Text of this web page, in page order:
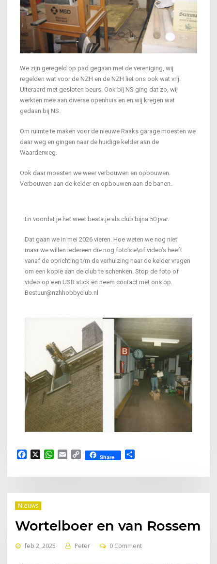
We zijn geregeld op pad gegaan met de vereniging, wij
regelden wat voor de NZH en de NZH liet ons ook wat vrij.
Uiteraard met gesloten beurs. Ook bij NS ging dat zo, wij
werkten mee aan diverse openhuis en en wij kregen wat
gedaan bij NS.
Om ruimte te maken voor de nieuwe Raaks garage moesten we
daar weg en gingen naar de huidige kelder aan de
Waarderweg.
Ook daar moesten we weer verbouwen en opbouwen.
Verbouwen aan de kelder en opbouwen aan de banen.
En voordat je het weet besta je als club bijna 50 jaar.
Dat gaan we in mei 2026 vieren. Hoe weten we nog niet
maar we willen iedereen die nog foto’s e\of video’s heeft
vanaf de oprichting t/m de verhuizing naar de kelder vragen
om een kopie aan de club te schenken. Stop de foto of
video op een USB stick en neem contact met ons op.
Bestuur@nzhhobbyclub.nl
FacebookWhatsApp
EmailCopy Share
Nieuws
Wortelboer en van Rossem
feb 2, 2025 Peter 0 Comment